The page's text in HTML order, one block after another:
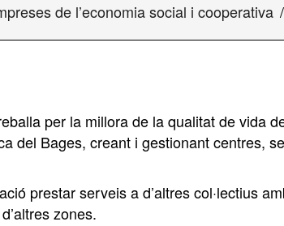
de l’economia social i cooperativa
per la millora de la qualitat de vida
del Bages, creant i gestionant centres,
prestar serveis a d’altres col·lectius
zones.